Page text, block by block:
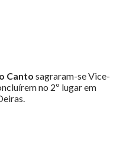
Canto sagraram-se Vice-
no 2º lugar em